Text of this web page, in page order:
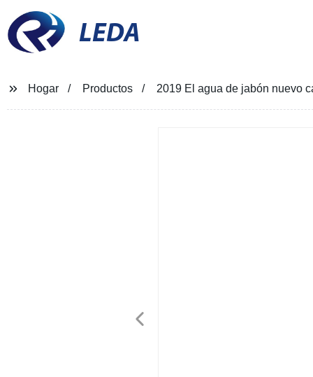
LEDA
Hogar Productos 2019 El agua de jabón nuevo